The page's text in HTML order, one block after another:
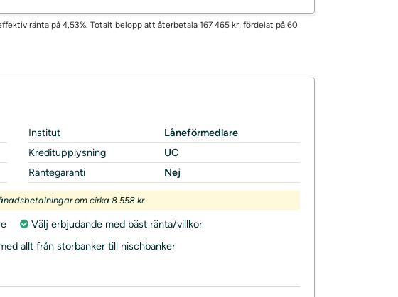
ränta på 4,53%. Totalt belopp att återbetala 167 465 kr, fördelat på 60
Institut
Låneförmedlare
Kreditupplysning
UC
Räntegaranti
Nej
om cirka 8 558 kr.
Välj erbjudande med bäst ränta/villkor
allt från storbanker till nischbanker